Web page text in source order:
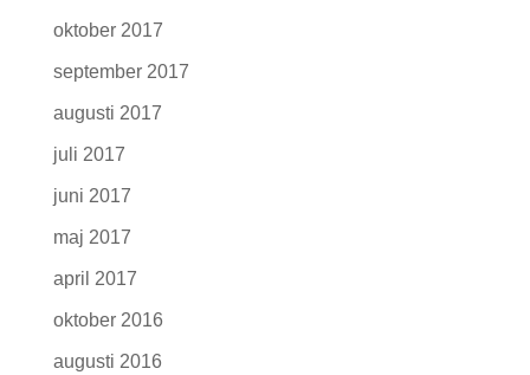
oktober 2017
september 2017
augusti 2017
juli 2017
juni 2017
maj 2017
april 2017
oktober 2016
augusti 2016